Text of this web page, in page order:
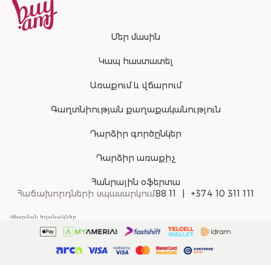
Մեր մասին
Կապ հաստատել
Առաքում և վճարում
Գաղտնիության քաղաքականություն
Դարձիր գործընկեր
Դարձիր առաքիչ
Հանրային օֆերտա
Հաճախորդների սպասարկում88 11 +374 10 311 111
Վճարման եղանակներ